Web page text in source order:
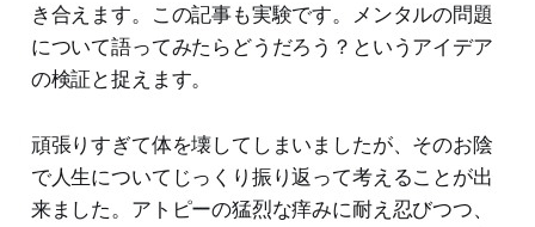
き合えます。この記事も実験です。メンタルの問題
について語ってみたらどうだろう？というアイデア
の検証と捉えます。
頑張りすぎて体を壊してしまいましたが、そのお陰
で人生についてじっくり振り返って考えることが出
来ました。アトピーの猛烈な痒みに耐え忍びつつ、